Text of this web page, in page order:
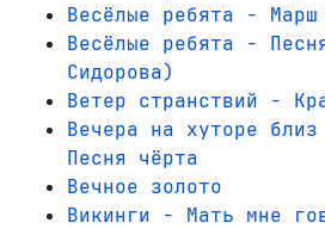
Весёлые ребята - Марш
Весёлые ребята -
Сидорова)
Ветер странствий -
Вечера на хуторе
Песня чёрта
Вечное золото
Викинги - Мать мне